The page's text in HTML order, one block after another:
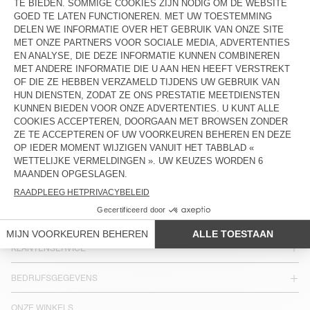
HERENJOGGERS JAZY
BACK IN STOCK
€ 115
LANDEN/REGIONS :
BELGIË
TOEGANG
JOIN US
KLANTENSERVICE
BEDRIJFSGEGEVENS